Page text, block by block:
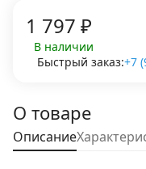
1 797 ₽
В наличии
Быстрый заказ:+7
О товаре
Описание